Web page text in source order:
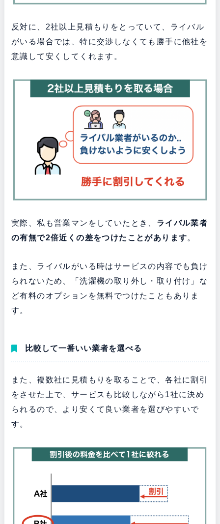
反対に、2社以上見積もりをとっていて、ライバル
がいる場合では、特に交渉しなくても勝手に他社を
意識して安くしてくれます。
実際、私も営業マンをしていたとき、 ライバル業者
の有無で2倍近くの差をつけたことがあります。
また、ライバルがいる時はサービスの内容でも負け
られないため、「洗濯機の取り外し・取り付け」な
ど有料のオプションを無料でつけたこともありま
す。
比較して一番いい業者を選べる
また、複数社に見積もりを取ることで、各社に割引
をさせた上で、サービスも比較しながら1社に決め
られるので、より安くて良い業者を選びやすいで
す。